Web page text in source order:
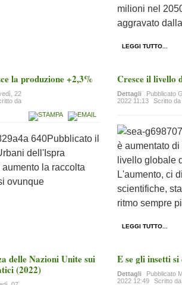
milioni nel
aggravato
LEGGI TUTTO...
la produzione +2,3%
22
da
Pubblicato il
dell'Ispra
la raccolta
ovunque
Cresce il livello
Dettagli Pubblicato
2022 11:13
Scritto
è aumentato
livello globale
L'aumento, ci
scientifiche,
ritmo sempre
LEGGI TUTTO...
delle Nazioni Unite sui
(2022)
E se gli insetti si
Dettagli Pubblicato
2022 12:49
Scritto